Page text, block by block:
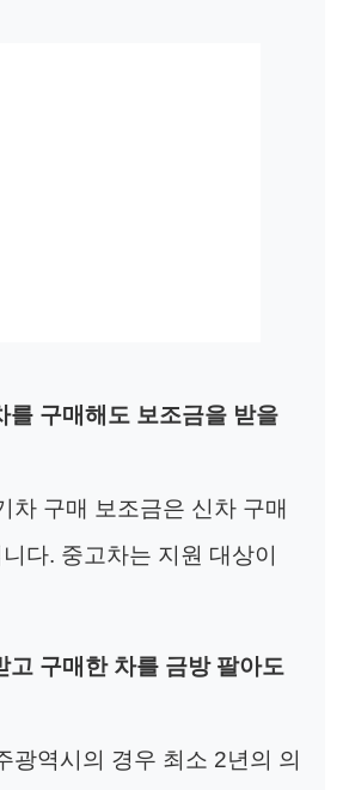
를 구매해도 보조금을 받을
차 구매 보조금은 신차 구매
다. 중고차는 지원 대상이
고 구매한 차를 금방 팔아도
광역시의 경우 최소 2년의 의